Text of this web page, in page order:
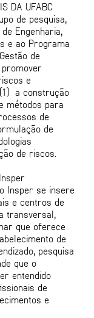
DA UFABC
de pesquisa,
Engenharia,
e ao Programa
de
e
a construção
métodos para
de
de
de riscos.
Insper se insere
e centros de
transversal,
que oferece
de
pesquisa
que o
entendido
de
e